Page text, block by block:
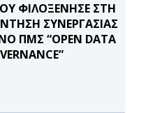
ΦΙΛΟΞΕΝΗΣΕ ΣΤΗ
ΣΥΝΕΡΓΑΣΙΑΣ
ΠΜΣ “OPEN DATA